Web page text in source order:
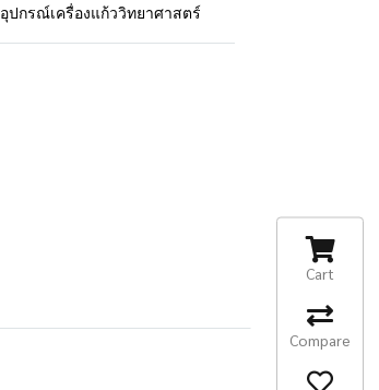
อุปกรณ์เครื่องแก้ววิทยาศาสตร์
Cart
Compare